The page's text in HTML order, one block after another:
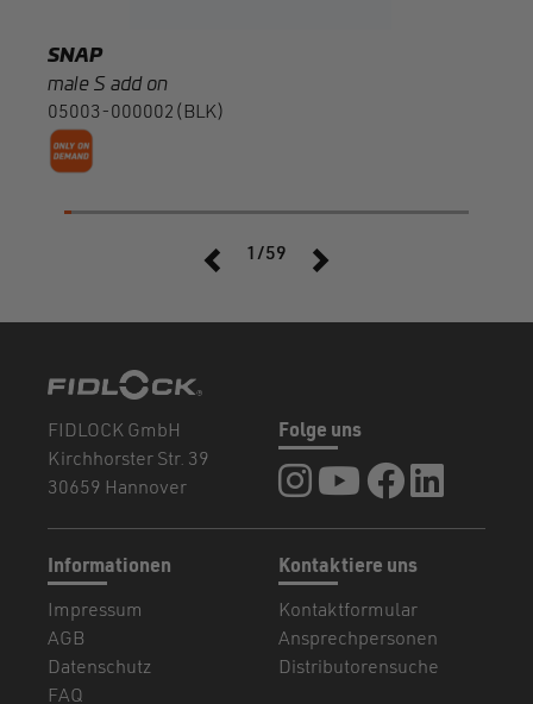
SNAP
male S add on
05003-000002(BLK)
1/59
FIDLOCK GmbH
Kirchhorster Str. 39
30659 Hannover
Kontaktiere uns
Kontaktformular
Ansprechpersonen
Distributorensuche
Informationen
Impressum
AGB
Datenschutz
FAQ
Folge uns
FIDLOCK auf Instagram
FIDLOCK auf
FIDLOCK auf